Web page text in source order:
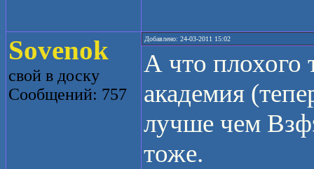
Sovenok
свой в доску
Сообщений: 757
Добавлено: 24-03-2011 15:02
А что плохого
академия
лучше чем
тоже.